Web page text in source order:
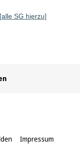
[alle SG hierzu]
Impressum